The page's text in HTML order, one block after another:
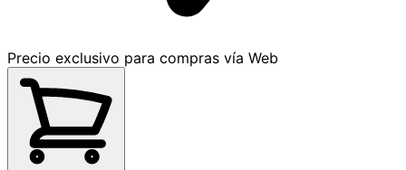
Precio exclusivo para compras vía Web